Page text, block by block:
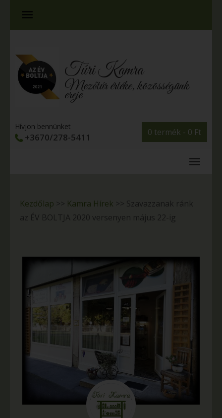
Túri Kamra
Mezőtúr értéke, közösségünk
ereje
0 termék - 0 Ft
Hívjon bennünket
+3670/278-5411
Kezdőlap >> Kamra Hírek >> Szavazzanak ránk
az ÉV BOLTJA 2020 versenyen május 22-ig